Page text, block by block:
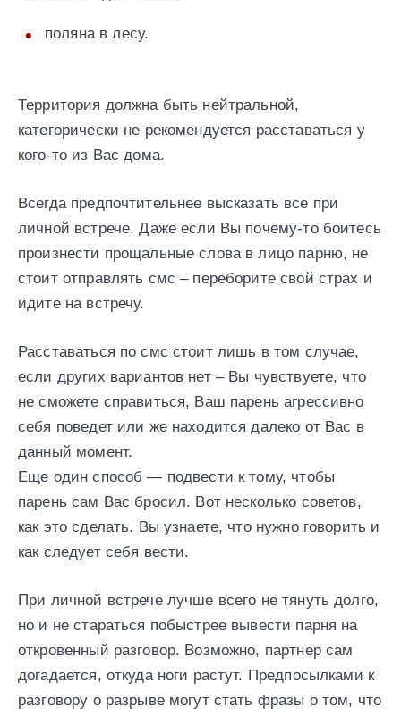
поляна в лесу.
Территория должна быть нейтральной,
категорически не рекомендуется расставаться у
кого-то из Вас дома.
Всегда предпочтительнее высказать все при
личной встрече. Даже если Вы почему-то боитесь
произнести прощальные слова в лицо парню, не
стоит отправлять смс – переборите свой страх и
идите на встречу.
Расставаться по смс стоит лишь в том случае,
если других вариантов нет – Вы чувствуете, что
не сможете справиться, Ваш парень агрессивно
себя поведет или же находится далеко от Вас в
данный момент.
Еще один способ — подвести к тому, чтобы
парень сам Вас бросил. Вот несколько советов,
как это сделать. Вы узнаете, что нужно говорить и
как следует себя вести.
При личной встрече лучше всего не тянуть долго,
но и не стараться побыстрее вывести парня на
откровенный разговор. Возможно, партнер сам
догадается, откуда ноги растут. Предпосылками к
разговору о разрыве могут стать фразы о том, что